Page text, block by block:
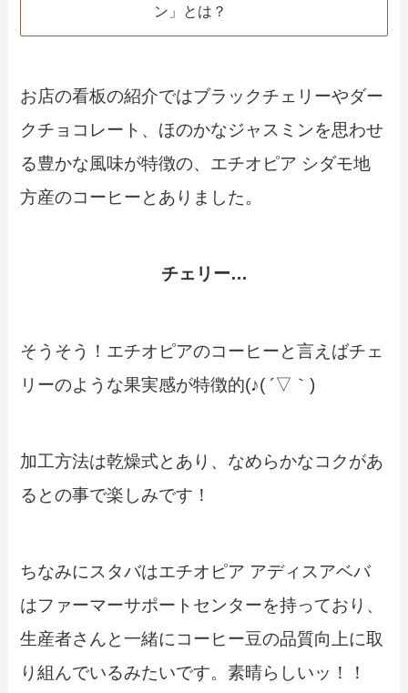
ン」とは？
お店の看板の紹介ではブラックチェリーやダー
クチョコレート、ほのかなジャスミンを思わせ
る豊かな風味が特徴の、エチオピア シダモ地
方産のコーヒーとありました。
チェリー…
そうそう！エチオピアのコーヒーと言えばチェ
リーのような果実感が特徴的(♪( ´▽｀)
加工方法は乾燥式とあり、なめらかなコクがあ
るとの事で楽しみです！
ちなみにスタバはエチオピア アディスアベバ
はファーマーサポートセンターを持っており、
生産者さんと一緒にコーヒー豆の品質向上に取
り組んでいるみたいです。素晴らしいッ！！